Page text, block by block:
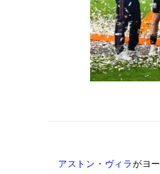
アストン・ヴィラ がヨ